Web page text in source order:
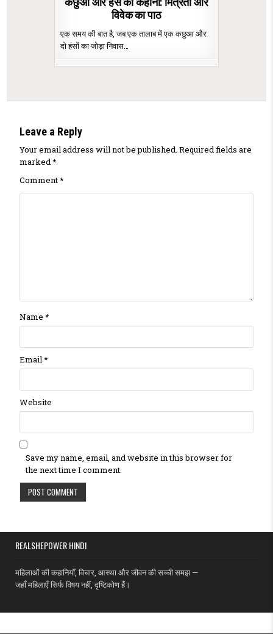
विवेक का पाठ
एक समय की बात है, जब एक तालाब में एक कछुआ और
दो हंसों का जोड़ा निवास…
Leave a Reply
Your email address will not be published. Required fields are
marked*
Comment*
Name *
Email*
Website
Save my name, email, and website in this browser for
the next time I comment.
REALSHEPOWER HINDI
महिलाओं की कहानियाँ, विचार, आस्था और जीवन की सच्ची समझ —
जहाँ महिलाएँ सिर्फ विषय नहीं, दृष्टिकोण हैं।